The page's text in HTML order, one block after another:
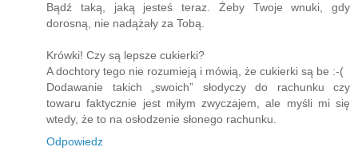
Bądź taką, jaką jesteś teraz. Żeby Twoje wnuki, gdy
dorosną, nie nadążały za Tobą.
Krówki! Czy są lepsze cukierki?
A dochtory tego nie rozumieją i mówią, że cukierki są be :-(
Dodawanie takich „swoich” słodyczy do rachunku czy
towaru faktycznie jest miłym zwyczajem, ale myśli mi się
wtedy, że to na osłodzenie słonego rachunku.
Odpowiedz